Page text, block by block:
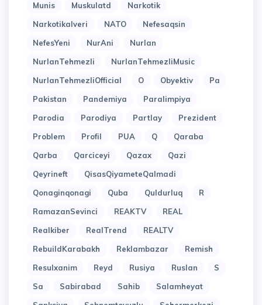
Munis
Muskulatd
Narkotik
Narkotikalveri
NATO
Nefesaqsin
NefesYeni
NurAni
Nurlan
NurlanTehmezli
NurlanTehmezliMusic
NurlanTehmezliOfficial
O Obyektiv
Pa
Pakistan
Pandemiya
Paralimpiya
Parodia
Parodiya Partlay
Prezident
Problem
Profil PUA Q
Qaraba
Qarba
Qarciceyi Qazax
Qazi
Qeyrineft
QisasQiyameteQalmadi
Qonaginqonagi
Quba Quldurluq
R
RamazanSevinci
REAKTV
REAL
Realkiber
RealTrend
REALTV
RebuildKarabakh
Reklambazar
Remish
Resulxanim
Reyd Rusiya Ruslan
S
Sa
Sabirabad Sahib
Salamheyat